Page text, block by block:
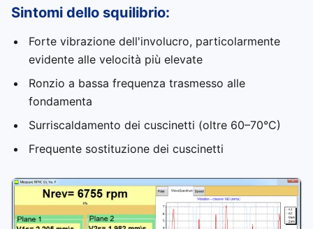
Sintomi dello squilibrio:
Forte vibrazione dell'involucro, particolarmente
evidente alle velocità più elevate
Ronzio a bassa frequenza trasmesso alle
fondamenta
Surriscaldamento dei cuscinetti (oltre 60–70°C)
Frequente sostituzione dei cuscinetti